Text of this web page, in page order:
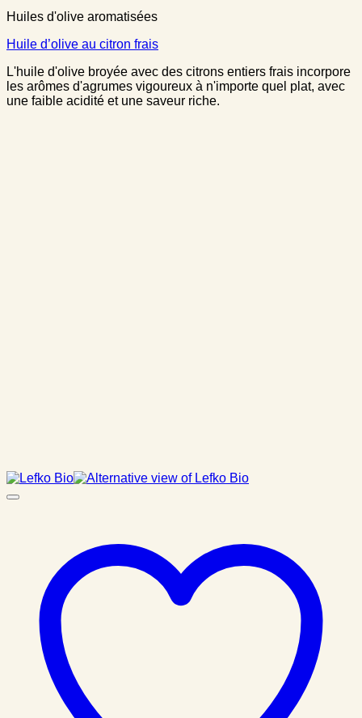
Huiles d'olive aromatisées
Huile d’olive au citron frais
L'huile d'olive broyée avec des citrons entiers frais incorpore
les arômes d'agrumes vigoureux à n'importe quel plat, avec
une faible acidité et une saveur riche.